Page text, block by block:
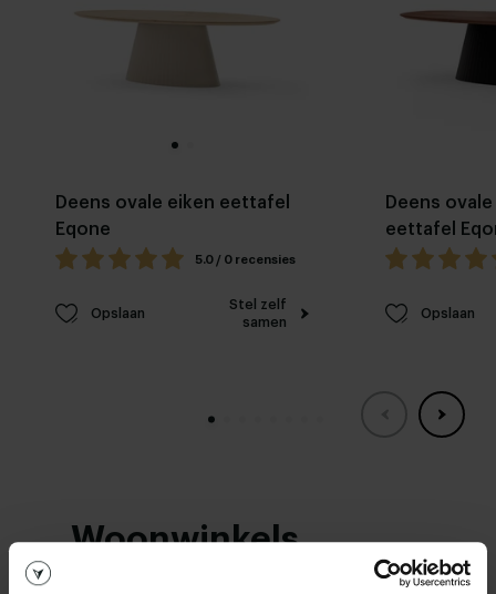
Deens ovale eiken eettafel
Eqone
5.0 / 0 recensies
Opslaan
Stel zelf
samen
Deens
eettafel
Opslaan
Woonwinkels